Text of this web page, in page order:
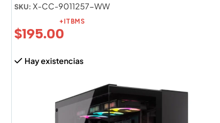
SKU: X-CC-9011257-WW
$195.00
+ITBMS
Hay existencias